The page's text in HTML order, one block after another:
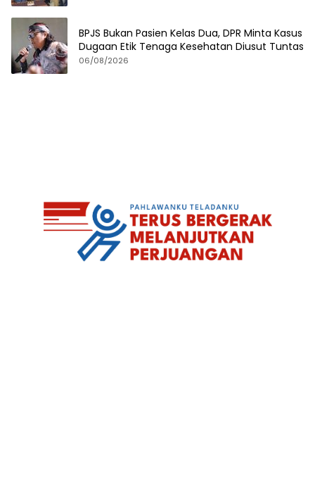
BPJS Bukan Pasien Kelas Dua, DPR Minta Kasus
Dugaan Etik Tenaga Kesehatan Diusut Tuntas
06/08/2026